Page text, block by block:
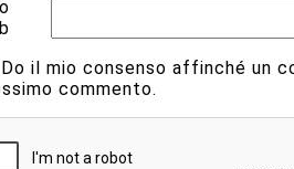
Do il mio consenso affinché un
commento.